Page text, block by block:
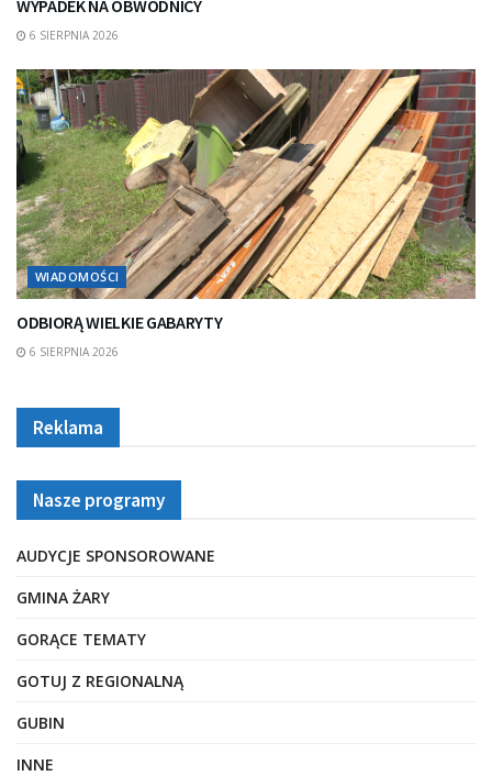
WYPADEK NA OBWODNICY
6 SIERPNIA 2026
WIADOMOŚCI
ODBIORĄ WIELKIE GABARYTY
6 SIERPNIA 2026
Reklama
Nasze programy
AUDYCJE SPONSOROWANE
GMINA ŻARY
GORĄCE TEMATY
GOTUJ Z REGIONALNĄ
GUBIN
INNE